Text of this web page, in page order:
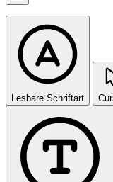
Lesbare Schriftart